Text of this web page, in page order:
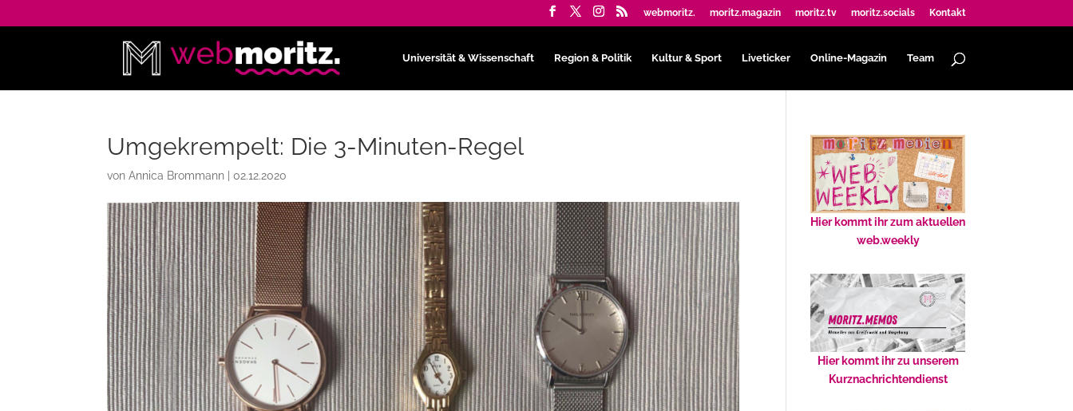
webmoritz. moritz.magazin moritz.tv moritz.socials Kontakt
Universität & Wissenschaft Region & Politik Kultur & Sport Liveticker Online-Magazin Team
Umgekrempelt: Die 3-Minuten-Regel
vonAnnica Brommann |02.12.2020
Hier kommt ihr zum aktuellen
web.weekly
Hier kommt ihr zu unserem
Kurznachrichtendienst